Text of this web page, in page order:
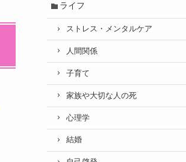
ライフ
ストレス・メンタルケア
人間関係
子育て
家族や大切な人の死
心理学
結婚